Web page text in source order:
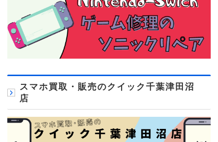
スマホ買取・販売のクイック千葉津田沼
店